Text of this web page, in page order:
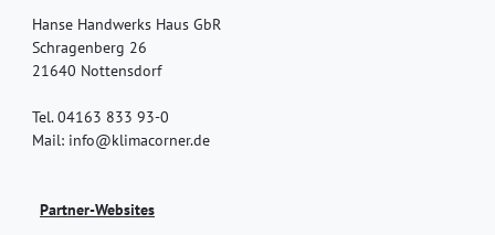
Hanse Handwerks Haus GbR
Schragenberg 26
21640 Nottensdorf
Tel. 04163 833 93-0
Mail: info@klimacorner.de
Partner-Websites